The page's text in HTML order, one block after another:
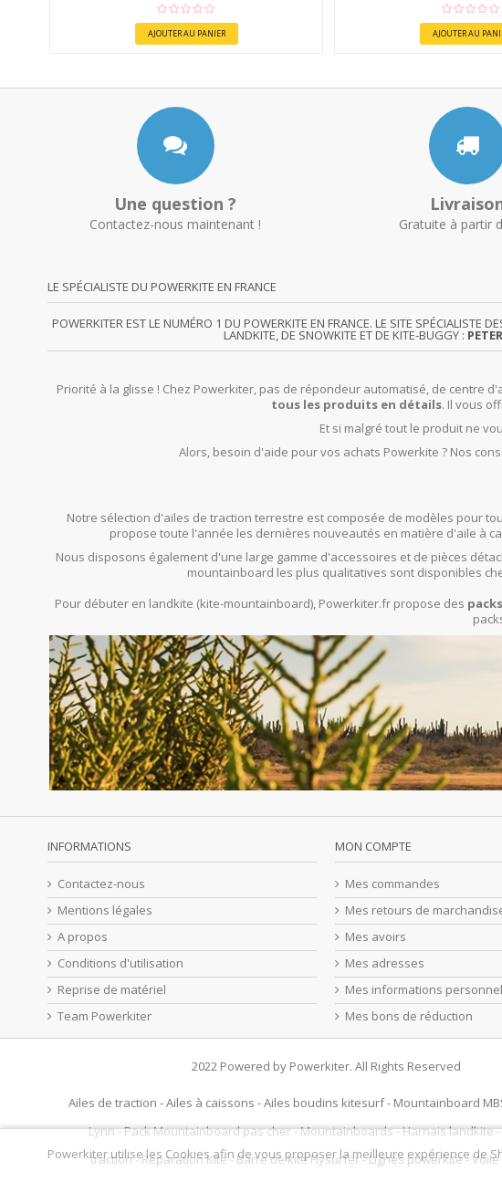
AJOUTER AU PANIER AJOUTER AU
Une question ?
Contactez-nous maintenant ! Gratuite à partir
LE SPÉCIALISTE DU POWERKITE EN FRANCE
POWERKITER EST LE NUMÉRO 1 DU POWERKITE EN FRANCE. LE SITE SPÉCIALISTE
LANDKITE, DE SNOWKITE ET DE KITE-BUGGY :
Priorité à la glisse ! Chez Powerkiter, pas de répondeur automatisé, de centre
tous les produits en détails. Il vous
Et si malgré tout le produit ne
Alors, besoin d'aide pour vos achats Powerkite ? Nos
Notre sélection d'ailes de traction terrestre est composée de modèles pour
propose toute l'année les dernières nouveautés en matière d'aile à
Nous disposons également d'une large gamme d'accessoires et de pièces
mountainboard les plus qualitatives sont disponibles
Pour débuter en landkite (kite-mountainboard), Powerkiter.fr propose des
INFORMATIONS
Contactez-nous
Mentions légales
A propos
Conditions d'utilisation
Reprise de matériel
Team Powerkiter
MON COMPTE
Mes commandes
Mes retours de
Mes avoirs
Mes adresses
Mes informations
Mes bons de réduction
2022 Powered by Powerkiter. All Rights Reserved
Ailes de traction -Ailes à caissons -Ailes boudins kitesurf- Mountainboard
Lynn-Pack Mountainboard pas cher-Mountainboards-Harnais landkite-
traction-Réparation Kite- Barre de kite Flysurfer-Lignes powerkite-
Powerkiter utilise les Cookies afin de vous proposer la meilleure expérience de